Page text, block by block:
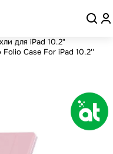
для iPad 10.2"
Case For iPad 10.2''